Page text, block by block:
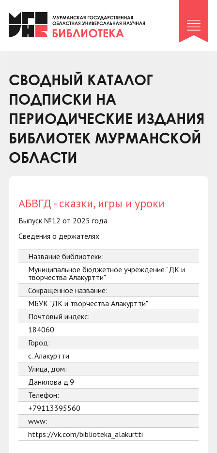
Клуб «Гиря и сельдерей»
Клуб «Семейный архив»
Коллегам
Контакты
СВОДНЫЙ КАТАЛОГ
ПОДПИСКИ НА
ПЕРИОДИЧЕСКИЕ ИЗДАНИЯ
БИБЛИОТЕК МУРМАНСКОЙ
ОБЛАСТИ
АБВГД - сказки, игры и уроки
Выпуск №12 от 2025 года
Сведения о держателях
Название библиотеки:
Муниципальное бюджетное учреждение "ДК и
творчества Алакуртти"
Сокращенное название:
МБУК "ДК и творчества Алакуртти"
Почтовый индекс:
184060
Город:
с. Алакуртти
Улица, дом:
Данилова д.9
Телефон:
+79113395560
www:
https://vk.com/biblioteka_alakurtti